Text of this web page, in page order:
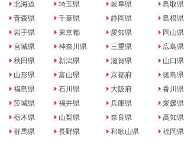
北海道
青森県
岩手県
宮城県
秋田県
山形県
福島県
茨城県
栃木県
群馬県
埼玉県
千葉県
東京都
神奈川県
新潟県
富山県
石川県
福井県
山梨県
長野県
岐阜県
静岡県
愛知県
三重県
滋賀県
京都府
大阪府
兵庫県
奈良県
和歌山県
鳥取県
島根県
岡山県
広島県
山口県
徳島県
香川県
愛媛県
高知県
福岡県